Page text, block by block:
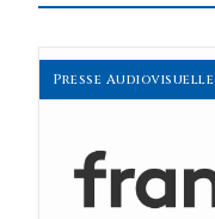
Presse Audiovisuelle